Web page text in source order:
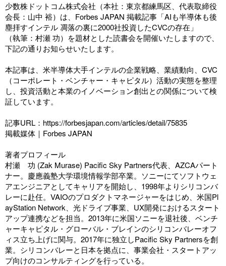
コメントポスト アリ／ナシ
リリース ショップ
少数株ドットコム株式会社（本社：東京都練馬区、代表取締役
会長：山中 裕）は、Forbes JAPAN 掲載記事「AIも半導体も後
塵拝すインテル 凋落の裏に2000社投資したCVCの存在」
（執筆：村瀬 功）を題材とした読書会を開催いたしますので、
下記の通りお知らせいたします。
本記事は、米半導体大手インテルの企業戦略、業績動向、CVC
（コーポレート・ベンチャー・キャピタル）活動の実態を整理
し、投資活動と本業のイノベーション創出との関係について検
証しています。
記事URL： https://forbesjapan.com/articles/detail/75835
掲載媒体｜Forbes JAPAN
著者プロフィール
村瀬 功 (Zak Murase) Pacific Sky Partners代表、AZCAパート
ナー。慶應義塾大学環境情報学部卒業。ソニーにてソフトウェ
アエンジニアとしてキャリアを開始し、1998年よりシリコンバ
レーに赴任。VAIOのプロダクトマネージャーをはじめ、米国Pl
ayStation Network、光ドライブ事業、UX開発におけるスタート
アップ連携などを担当。2013年に米国ソニーを退社後、ベンチ
ャーキャピタル・グローバル・ブレインのシリコンバレーオフ
ィス立ち上げに関与。2017年に独立しPacific Sky Partnersを創
業。シリコンバレーと日本を拠点に、事業会社・スタートアッ
プ向けのコンサルティングを行っている。